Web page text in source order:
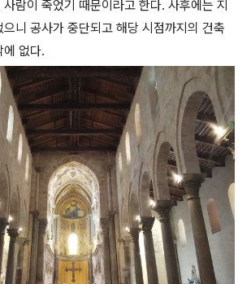
람이 죽었기 때문이라고 한다. 사후에는 지
니 공사가 중단되고 해당 시점까지의 건축
에 없다.